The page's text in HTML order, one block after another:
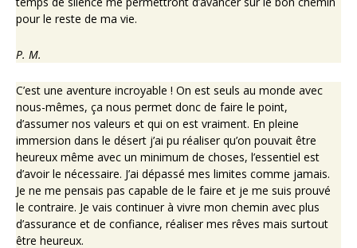
pour le reste de ma vie.
P. M.
C’est une aventure incroyable ! On est seuls au monde avec
nous-mêmes, ça nous permet donc de faire le point,
d’assumer nos valeurs et qui on est vraiment. En pleine
immersion dans le désert j’ai pu réaliser qu’on pouvait être
heureux même avec un minimum de choses, l’essentiel est
d’avoir le nécessaire. J’ai dépassé mes limites comme jamais.
Je ne me pensais pas capable de le faire et je me suis prouvé
le contraire. Je vais continuer à vivre mon chemin avec plus
d’assurance et de confiance, réaliser mes rêves mais surtout
être heureux.